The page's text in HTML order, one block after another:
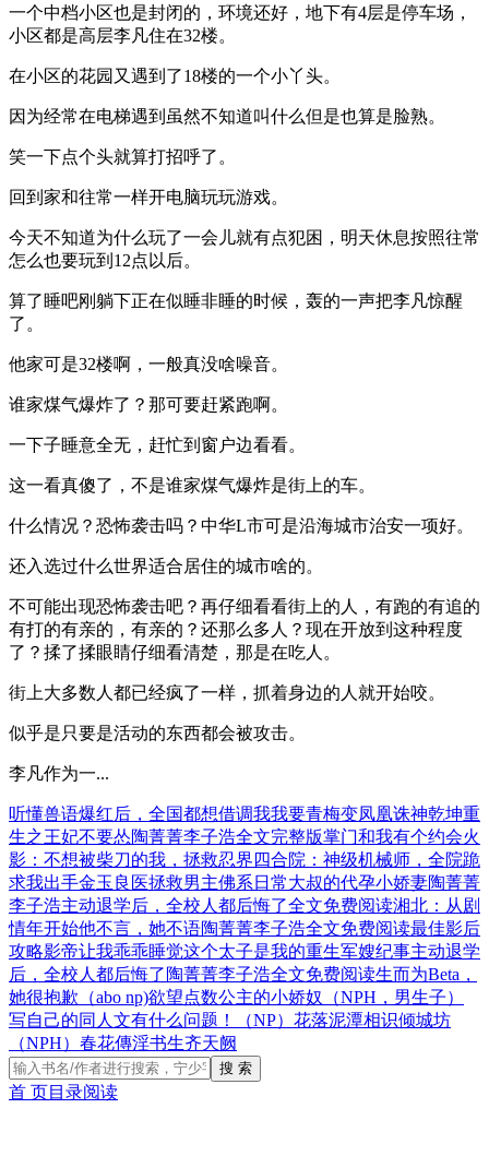
一个中档小区也是封闭的，环境还好，地下有4层是停车场，
小区都是高层李凡住在32楼。
在小区的花园又遇到了18楼的一个小丫头。
因为经常在电梯遇到虽然不知道叫什么但是也算是脸熟。
笑一下点个头就算打招呼了。
回到家和往常一样开电脑玩玩游戏。
今天不知道为什么玩了一会儿就有点犯困，明天休息按照往常
怎么也要玩到12点以后。
算了睡吧刚躺下正在似睡非睡的时候，轰的一声把李凡惊醒
了。
他家可是32楼啊，一般真没啥噪音。
谁家煤气爆炸了？那可要赶紧跑啊。
一下子睡意全无，赶忙到窗户边看看。
这一看真傻了，不是谁家煤气爆炸是街上的车。
什么情况？恐怖袭击吗？中华L市可是沿海城市治安一项好。
还入选过什么世界适合居住的城市啥的。
不可能出现恐怖袭击吧？再仔细看看街上的人，有跑的有追的
有打的有亲的，有亲的？还那么多人？现在开放到这种程度
了？揉了揉眼睛仔细看清楚，那是在吃人。
街上大多数人都已经疯了一样，抓着身边的人就开始咬。
似乎是只要是活动的东西都会被攻击。
李凡作为一...
听懂兽语爆红后，全国都想借调我我要青梅变凤凰诛神乾坤重
生之王妃不要怂陶菁菁李子浩全文完整版掌门和我有个约会火
影：不想被柴刀的我，拯救忍界 四合院：神级机械师，全院跪
求我出手金玉良医拯救男主佛系日常大叔的代孕小娇妻陶菁菁
李子浩主动退学后，全校人都后悔了全文免费阅读湘北：从剧
情年开始他不言，她不语陶菁菁李子浩全文免费阅读最佳影后
攻略影帝让我乖乖睡觉这个太子是我的重生军嫂纪事主动退学
后，全校人都后悔了陶菁菁李子浩全文免费阅读生而为Beta，
她很抱歉（abo np)欲望点数公主的小娇奴（NPH，男生子）
写自己的同人文有什么问题！（NP） 花落泥潭相识倾城坊
（NPH） 春花傳淫书生齐天阙
搜 索
首 页目录阅读